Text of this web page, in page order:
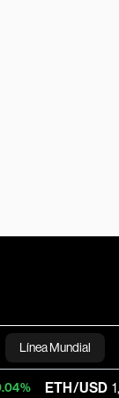
Línea Mundial
Bloomberg
1,873.175 -